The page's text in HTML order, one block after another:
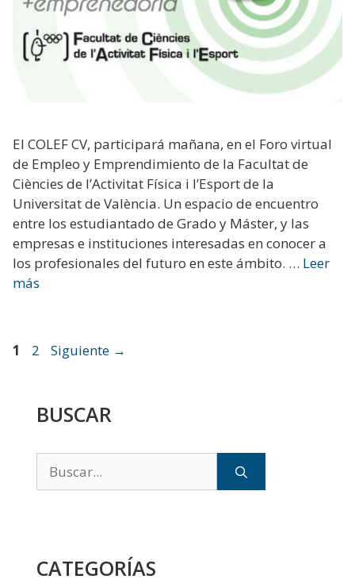
El COLEF CV, participará mañana, en el Foro virtual
de Empleo y Emprendimiento de la Facultat de
Ciències de l’Activitat Física i l’Esport de la
Universitat de València. Un espacio de encuentro
entre los estudiantado de Grado y Máster, y las
empresas e instituciones interesadas en conocer a
los profesionales del futuro en este ámbito. … Leer
más
Página
1 Página
2 Siguiente →
BUSCAR
CATEGORÍAS